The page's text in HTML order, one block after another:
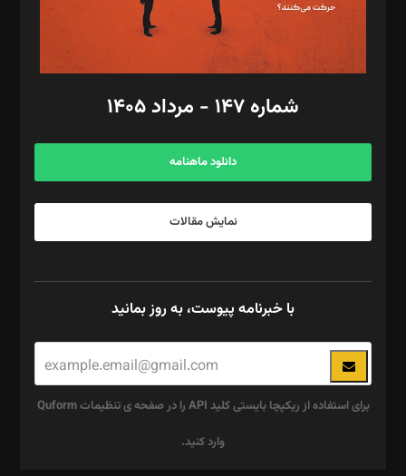
گرافیک و صفحه‌آرایی: سید‌سبحان‌علی ثابت
مد‌یر توسعه تجاری: کامبیز برید‌
امور مالی: شاپور رهبری، محمد‌ کاظمی‌نیا
آگهی و مشترکین: ۰۹۱۹۹۹۹۰۴۵۴
شماره ۱۴۷ - مرداد ۱۴۰۵
دانلود ماهنامه
نمایش مقالات
با خبرنامه پیوست، به روز بمانید
برای استفاده از ریکپچا بایستی کلید API را در صفحه ی تنظیمات Quform
وارد کنید.